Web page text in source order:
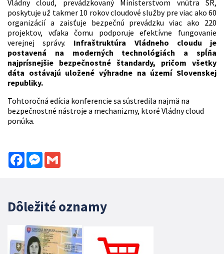
Vládny cloud, prevádzkovaný Ministerstvom vnútra SR,
poskytuje už takmer 10 rokov cloudové služby pre viac ako 60
organizácií a zaisťuje bezpečnú prevádzku viac ako 220
projektov, vďaka čomu podporuje efektívne fungovanie
verejnej správy. Infraštruktúra Vládneho cloudu je
postavená na moderných technológiách a spĺňa
najprísnejšie bezpečnostné štandardy, pričom všetky
dáta ostávajú uložené výhradne na území Slovenskej
republiky.
Tohtoročná edícia konferencie sa sústredila najmä na
bezpečnostné nástroje a mechanizmy, ktoré Vládny cloud
ponúka.
FacebookMessenger
Dôležité oznamy